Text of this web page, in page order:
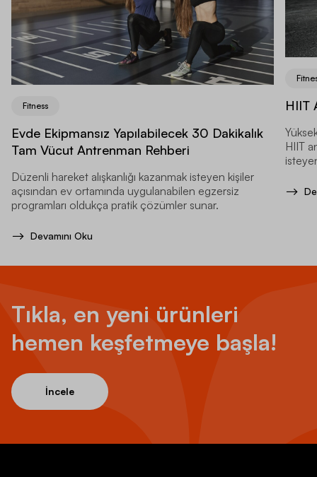
Fitness
Evde Ekipmansız Yapılabilecek 30 Dakikalık
Tam Vücut Antrenman Rehberi
Düzenli hareket alışkanlığı kazanmak isteyen kişiler
açısından ev ortamında uygulanabilen egzersiz
programları oldukça pratik çözümler sunar.
Devamını Oku
HIIT
HIIT
Tıkla, en yeni ürünleri
hemen keşfetmeye başla!
İncele